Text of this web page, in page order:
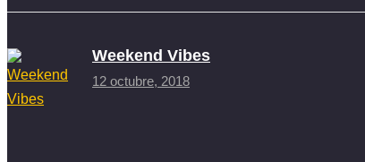
Weekend Vibes
12 octubre, 2018